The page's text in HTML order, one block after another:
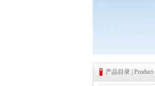
产品目录 | Product